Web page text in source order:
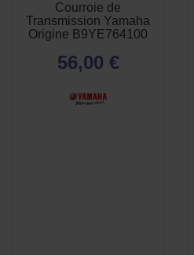
Courroie de
Transmission Yamaha
Origine B9YE764100
56,00 €
 APERÇU
RAPIDE